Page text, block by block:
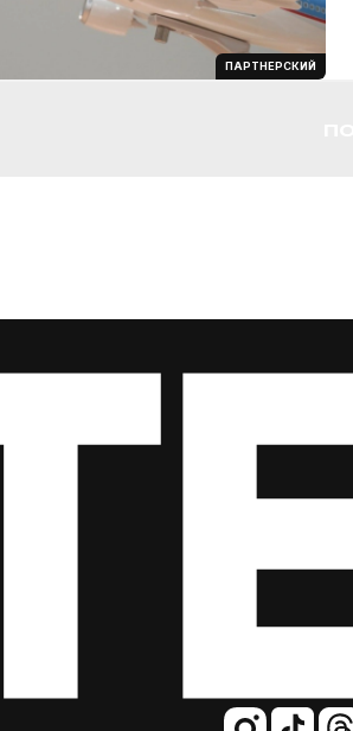
ПАРТНЕРСКИЙ